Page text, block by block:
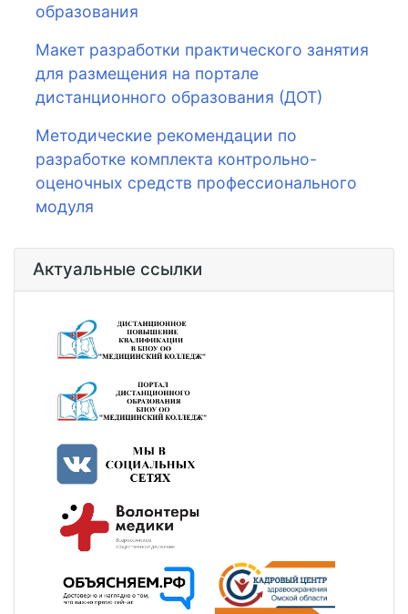
образования
Макет разработки практического занятия
для размещения на портале
дистанционного образования (ДОТ)
Методические рекомендации по
разработке комплекта контрольно-
оценочных средств профессионального
модуля
Актуальные ссылки